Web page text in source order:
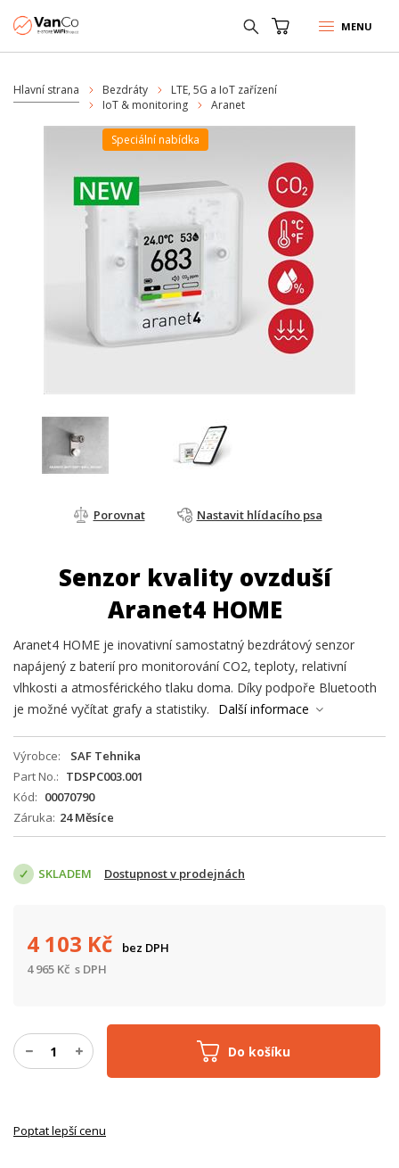
MENU
Hlavní strana Bezdráty
LTE, 5G a IoT zařízení
IoT & monitoring
Aranet
Speciální nabídka
Porovnat Nastavit hlídacího psa
Senzor kvality ovzduší
Aranet4 HOME
Aranet4 HOME je inovativní samostatný bezdrátový senzor
napájený z baterií pro monitorování CO2, teploty, relativní
vlhkosti a atmosférického tlaku doma. Díky podpoře Bluetooth
je možné vyčítat grafy a statistiky.
Další informace
Výrobce
SAF Tehnika
Part No.
TDSPC003.001
Kód
00070790
Záruka 24 Měsíce
SKLADEM Dostupnost v prodejnách
Do košíku
4 103 Kč
bez DPH
4 965 Kč s DPH
Poptat lepší cenu